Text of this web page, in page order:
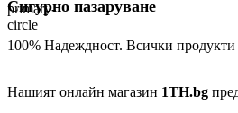
Сигурно пазаруване
100% Надеждност. Всички продукти
Нашият онлайн магазин 1TH.bg